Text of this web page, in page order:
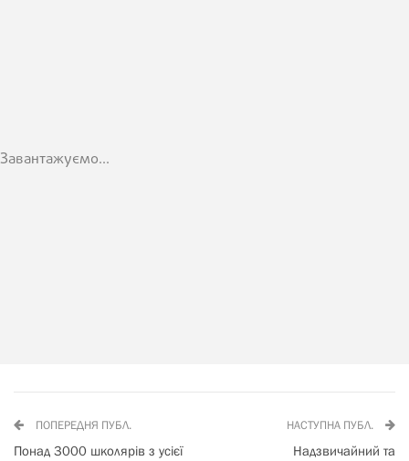
Завантажуємо...
ПОПЕРЕДНЯ ПУБЛ.
Понад 3000 школярів з усієї
НАСТУПНА ПУБЛ.
Надзвичайний та